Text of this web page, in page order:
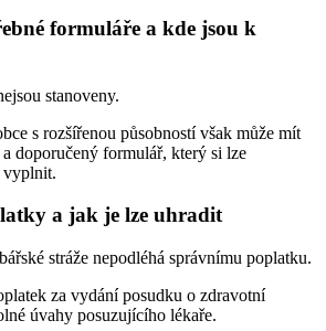
formuláře a kde jsou k
stanoveny.
s rozšířenou působností však může mít
doporučený formulář, který si lze
vyplnit.
a jak je lze uhradit
stráže nepodléhá správnímu poplatku.
za vydání posudku o zdravotní
úvahy posuzujícího lékaře.